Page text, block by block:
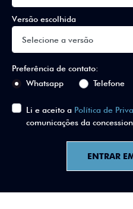
Versão escolhida
Preferência de contato:
Whatsapp
Telefone
Li e aceito a Política de
comunicações da
ENTRAR